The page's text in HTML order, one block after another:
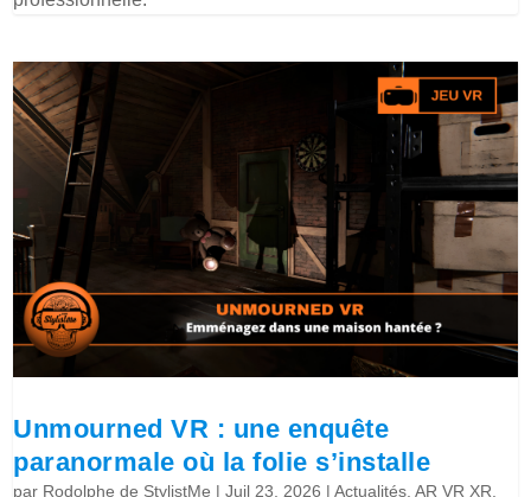
Unmourned VR : une enquête
paranormale où la folie s’installe
par Rodolphe de StylistMe |Juil 23, 2026 |Actualités ,AR VR XR